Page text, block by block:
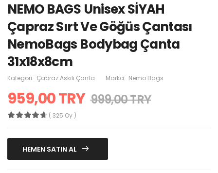
NEMO BAGS Unisex SİYAH
Çapraz Sırt Ve Göğüs Çantası
NemoBags Bodybag Çanta
31x18x8cm
Kategori: Çapraz Askılı Çanta Marka: Nemo Bags
959,00 TRY 999,00 TRY
( 325 Oy )
HEMEN SATIN AL